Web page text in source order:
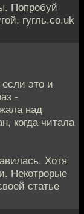
Попробуй
гугль.со.uk
это и
-
над
когда читала
Хотя
Некотрорые
статье